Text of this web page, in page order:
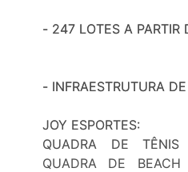
- 247 LOTES A PARTIR
- INFRAESTRUTURA
JOY ESPORTES:
QUADRA DE TÊNIS
QUADRA DE BEACH